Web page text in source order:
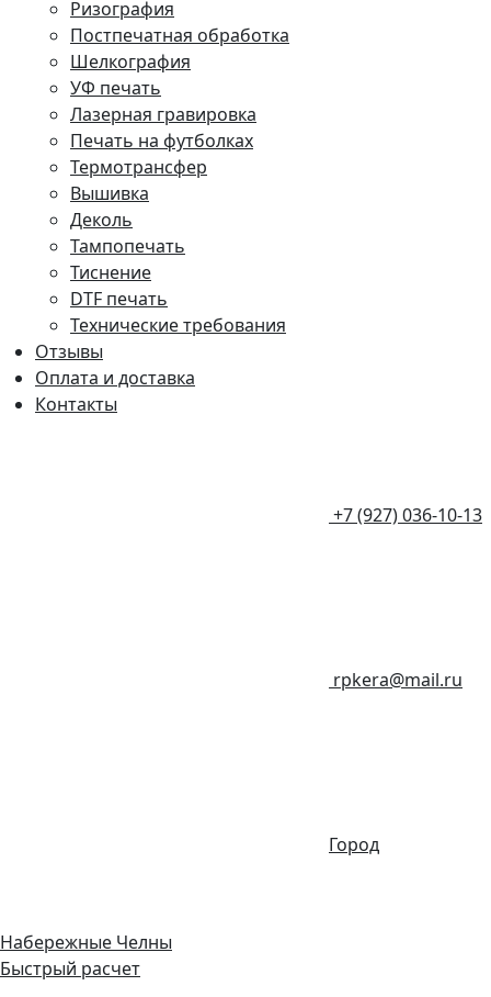
Ризография
Постпечатная обработка
Шелкография
УФ печать
Лазерная гравировка
Печать на футболках
Термотрансфер
Вышивка
Деколь
Тампопечать
Тиснение
DTF печать
Технические требования
Отзывы
Оплата и доставка
Контакты
+7 (927) 036-10-13
rpkera@mail.ru
Город
Набережные Челны
Быстрый расчет